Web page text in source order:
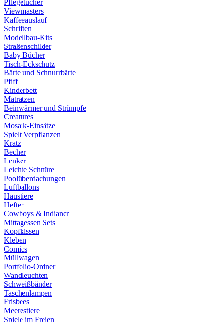
Pflegetücher
Viewmasters
Kaffeeauslauf
Schriften
Modellbau-Kits
Straßenschilder
Baby Bücher
Tisch-Eckschutz
Bärte und Schnurrbärte
Pfiff
Kinderbett
Matratzen
Beinwärmer und Strümpfe
Creatures
Mosaik-Einsätze
Spielt Verpflanzen
Kratz
Becher
Lenker
Leichte Schnüre
Poolüberdachungen
Luftballons
Haustiere
Hefter
Cowboys & Indianer
Mittagessen Sets
Kopfkissen
Kleben
Comics
Müllwagen
Portfolio-Ordner
Wandleuchten
Schweißbänder
Taschenlampen
Frisbees
Meerestiere
Spiele im Freien